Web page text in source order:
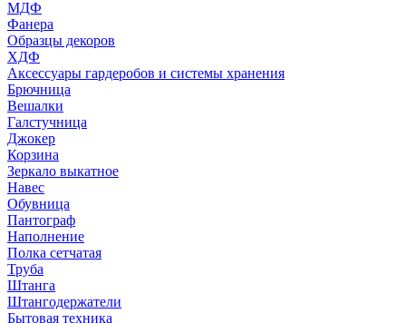
МДФ
Фанера
Образцы декоров
ХДФ
Аксессуары гардеробов и системы хранения
Брючница
Вешалки
Галстучница
Джокер
Корзина
Зеркало выкатное
Навес
Обувница
Пантограф
Наполнение
Полка сетчатая
Труба
Штанга
Штангодержатели
Бытовая техника